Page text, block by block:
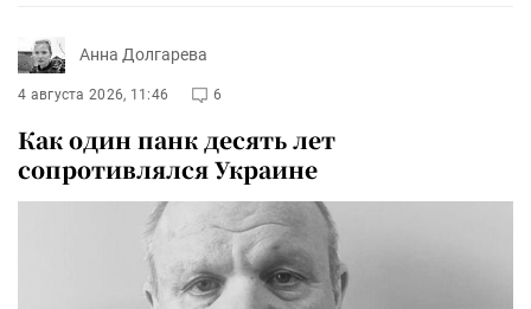
Анна Долгарева
4 августа 2026, 11:46 6
Как один панк десять лет
сопротивлялся Украине